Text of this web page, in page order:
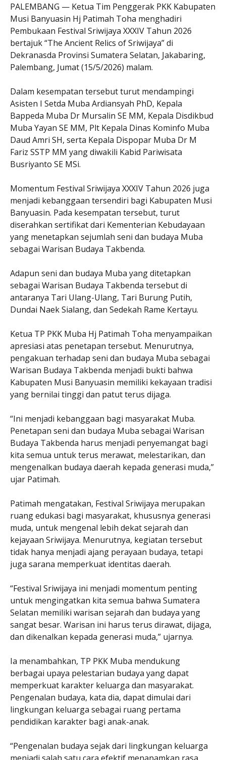
PALEMBANG — Ketua Tim Penggerak PKK Kabupaten
Musi Banyuasin Hj Patimah Toha menghadiri
Pembukaan Festival Sriwijaya XXXIV Tahun 2026
bertajuk “The Ancient Relics of Sriwijaya” di
Dekranasda Provinsi Sumatera Selatan, Jakabaring,
Palembang, Jumat (15/5/2026) malam.
Dalam kesempatan tersebut turut mendampingi
Asisten I Setda Muba Ardiansyah PhD, Kepala
Bappeda Muba Dr Mursalin SE MM, Kepala Disdikbud
Muba Yayan SE MM, Plt Kepala Dinas Kominfo Muba
Daud Amri SH, serta Kepala Dispopar Muba Dr M
Fariz SSTP MM yang diwakili Kabid Pariwisata
Busriyanto SE MSi.
Momentum Festival Sriwijaya XXXIV Tahun 2026 juga
menjadi kebanggaan tersendiri bagi Kabupaten Musi
Banyuasin. Pada kesempatan tersebut, turut
diserahkan sertifikat dari Kementerian Kebudayaan
yang menetapkan sejumlah seni dan budaya Muba
sebagai Warisan Budaya Takbenda.
Adapun seni dan budaya Muba yang ditetapkan
sebagai Warisan Budaya Takbenda tersebut di
antaranya Tari Ulang-Ulang, Tari Burung Putih,
Dundai Naek Sialang, dan Sedekah Rame Kertayu.
Ketua TP PKK Muba Hj Patimah Toha menyampaikan
apresiasi atas penetapan tersebut. Menurutnya,
pengakuan terhadap seni dan budaya Muba sebagai
Warisan Budaya Takbenda menjadi bukti bahwa
Kabupaten Musi Banyuasin memiliki kekayaan tradisi
yang bernilai tinggi dan patut terus dijaga.
“Ini menjadi kebanggaan bagi masyarakat Muba.
Penetapan seni dan budaya Muba sebagai Warisan
Budaya Takbenda harus menjadi penyemangat bagi
kita semua untuk terus merawat, melestarikan, dan
mengenalkan budaya daerah kepada generasi muda,”
ujar Patimah.
Patimah mengatakan, Festival Sriwijaya merupakan
ruang edukasi bagi masyarakat, khususnya generasi
muda, untuk mengenal lebih dekat sejarah dan
kejayaan Sriwijaya. Menurutnya, kegiatan tersebut
tidak hanya menjadi ajang perayaan budaya, tetapi
juga sarana memperkuat identitas daerah.
“Festival Sriwijaya ini menjadi momentum penting
untuk mengingatkan kita semua bahwa Sumatera
Selatan memiliki warisan sejarah dan budaya yang
sangat besar. Warisan ini harus terus dirawat, dijaga,
dan dikenalkan kepada generasi muda,” ujarnya.
Ia menambahkan, TP PKK Muba mendukung
berbagai upaya pelestarian budaya yang dapat
memperkuat karakter keluarga dan masyarakat.
Pengenalan budaya, kata dia, dapat dimulai dari
lingkungan keluarga sebagai ruang pertama
pendidikan karakter bagi anak-anak.
“Pengenalan budaya sejak dari lingkungan keluarga